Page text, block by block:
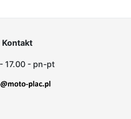
Kontakt
17.00 - pn-pt